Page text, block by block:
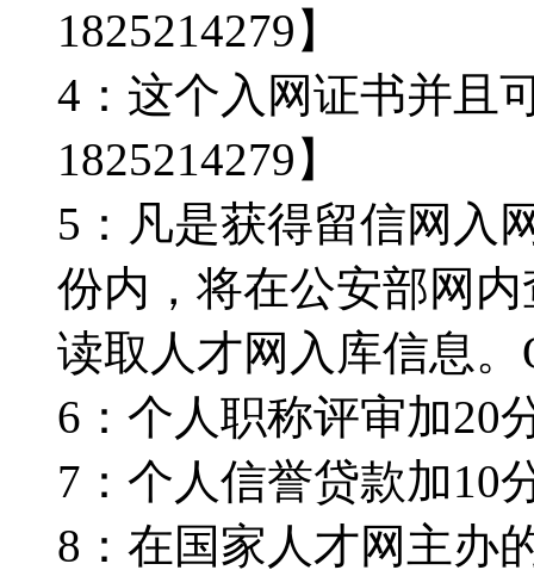
1825214279】
4：这个入网证书并且
1825214279】
5：凡是获得留信网入
份内，将在公安部网
读取人才网入库信息。
6：个人职称评审加20
7：个人信誉贷款加10
8：在国家人才网主办